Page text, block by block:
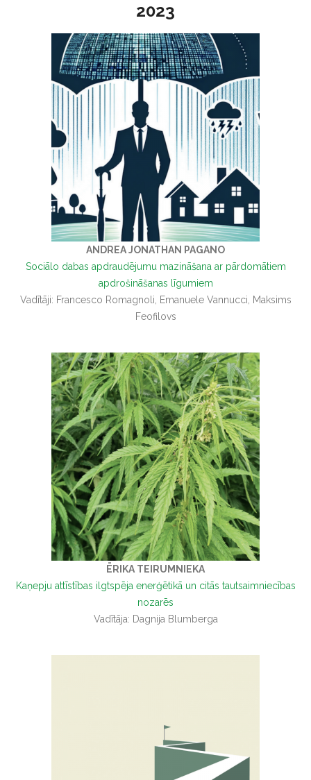
2023
ANDREA JONATHAN PAGANO
Sociālo dabas apdraudējumu mazināšana ar pārdomātiem
apdrošināšanas līgumiem
Vadītāji: Francesco Romagnoli, Emanuele Vannucci, Maksims
Feofilovs
ĒRIKA TEIRUMNIEKA
Kaņepju attīstības ilgtspēja enerģētikā un citās tautsaimniecības
nozarēs
Vadītāja: Dagnija Blumberga